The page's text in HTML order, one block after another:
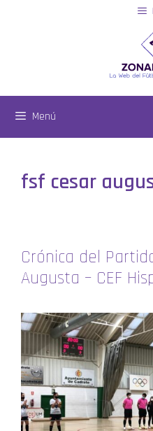
Menú
fsf cesar
Crónica del
Augusta – CEF